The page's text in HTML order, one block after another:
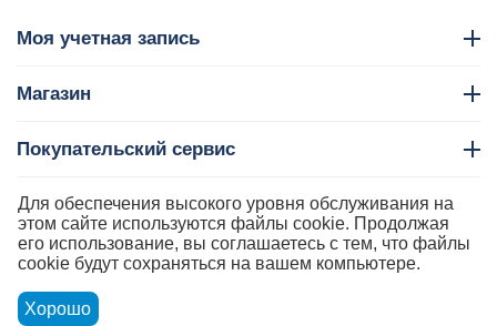
Моя учетная запись
Магазин
Покупательский сервис
Контакты
Для обеспечения высокого уровня обслуживания на
этом сайте используются файлы cookie. Продолжая
его использование, вы соглашаетесь с тем, что файлы
cookie будут сохраняться на вашем компьютере.
Хорошо